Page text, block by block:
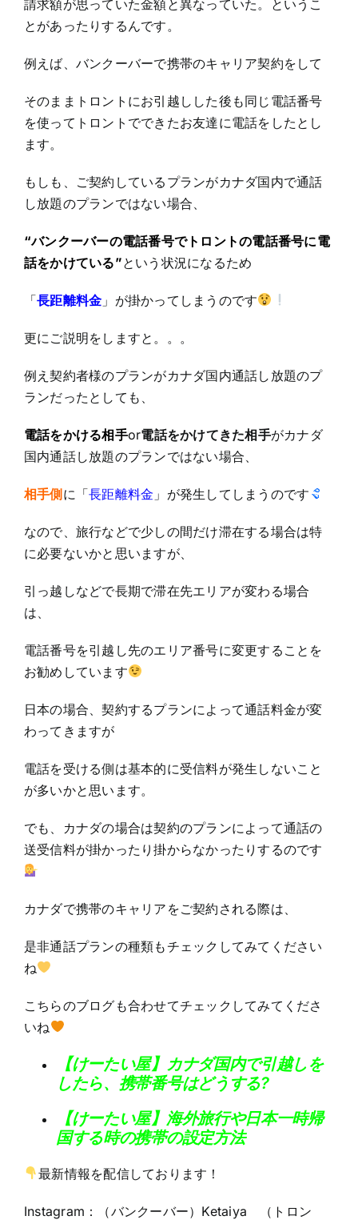
請求額が思っていた金額と異なっていた。というこ
とがあったりするんです。
例えば、バンクーバーで携帯のキャリア契約をして
そのままトロントにお引越しした後も同じ電話番号
を使ってトロントでできたお友達に電話をしたとし
ます。
もしも、ご契約しているプランがカナダ国内で通話
し放題のプランではない場合、
“バンクーバーの電話番号でトロントの電話番号に電
話をかけている”という状況になるため
「長距離料金 」が掛かってしまうのです
更にご説明をしますと。。。
例え契約者様のプランがカナダ国内通話し放題のプ
ランだったとしても、
電話をかける相手or電話をかけてきた相手がカナダ
国内通話し放題のプランではない場合、
相手側に「長距離料金 」が発生してしまうのです
なので、旅行などで少しの間だけ滞在する場合は特
に必要ないかと思いますが、
引っ越しなどで長期で滞在先エリアが変わる場合
は、
電話番号を引越し先のエリア番号に変更することを
お勧めしています
日本の場合、契約するプランによって通話料金が変
わってきますが
電話を受ける側は基本的に受信料が発生しないこと
が多いかと思います。
でも、カナダの場合は契約のプランによって通話の
送受信料が掛かったり掛からなかったりするのです
カナダで携帯のキャリアをご契約される際は、
是非通話プランの種類もチェックしてみてください
ね
こちらのブログも合わせてチェックしてみてくださ
いね
【けーたい屋】カナダ国内で引越しを
したら、携帯番号はどうする?
【けーたい屋】海外旅行や日本一時帰
国する時の携帯の設定方法
最新情報を配信しております！
Instagram：（バンクーバー）Ketaiya （トロン